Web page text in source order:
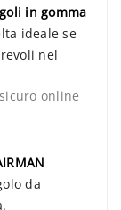
in gomma
ideale se
nel
online
da